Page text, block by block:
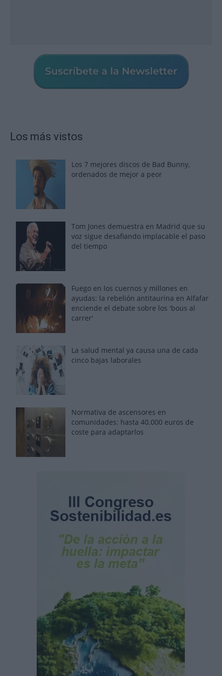
Los más vistos
Los 7 mejores discos de Bad Bunny,
ordenados de mejor a peor
Tom Jones demuestra en Madrid que su
voz sigue desafiando implacable el paso
del tiempo
Fuego en los cuernos y millones en
ayudas: la rebelión antitaurina en Alfafar
enciende el debate sobre los 'bous al
carrer'
La salud mental ya causa una de cada
cinco bajas laborales
Normativa de ascensores en
comunidades: hasta 40.000 euros de
coste para adaptarlos